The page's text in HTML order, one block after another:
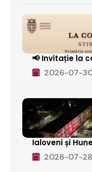
📢 Invitație la
2026-07-
Ialoveni și
2026-07-28